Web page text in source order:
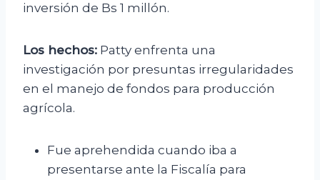
inversión de Bs 1 millón.
Los hechos: Patty enfrenta una
investigación por presuntas irregularidades
en el manejo de fondos para producción
agrícola.
Fue aprehendida cuando iba a
presentarse ante la Fiscalía para